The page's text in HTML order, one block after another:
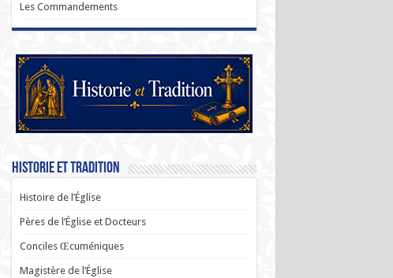
Les Commandements
Historie et Tradition
Histoire de l’Église
Pères de l’Église et Docteurs
Conciles Œcuméniques
Magistère de l’Église